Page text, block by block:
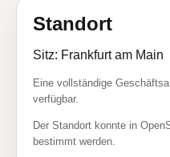
Standort
Sitz: Frankfurt am Main
Eine vollständige
verfügbar.
Der Standort konnte in
bestimmt werden.